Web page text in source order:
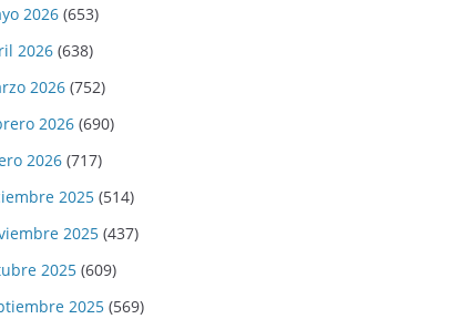
2026 (653)
2026 (638)
2026 (752)
2026 (690)
2026 (717)
2025 (514)
2025 (437)
2025 (609)
2025 (569)